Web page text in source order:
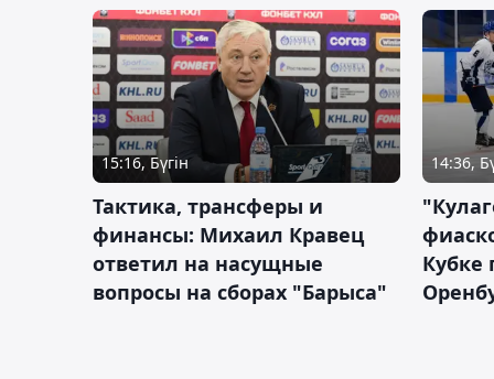
15:16, Бүгін
Тактика, трансферы и
финансы: Михаил Кравец
ответил на насущные
вопросы на сборах "Барыса"
14:36,
Кубке